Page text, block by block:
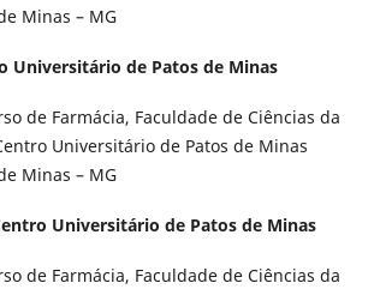
Minas – MG
Universitário de Patos de Minas
de Farmácia, Faculdade de Ciências da
Universitário de Patos de Minas
Minas – MG
Universitário de Patos de Minas
de Farmácia, Faculdade de Ciências da